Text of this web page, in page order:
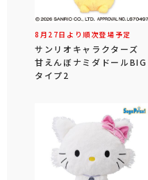
8月27日より順次登場予定
サンリオキャラクターズ
甘えんぼナミダドールBIG
タイプ2